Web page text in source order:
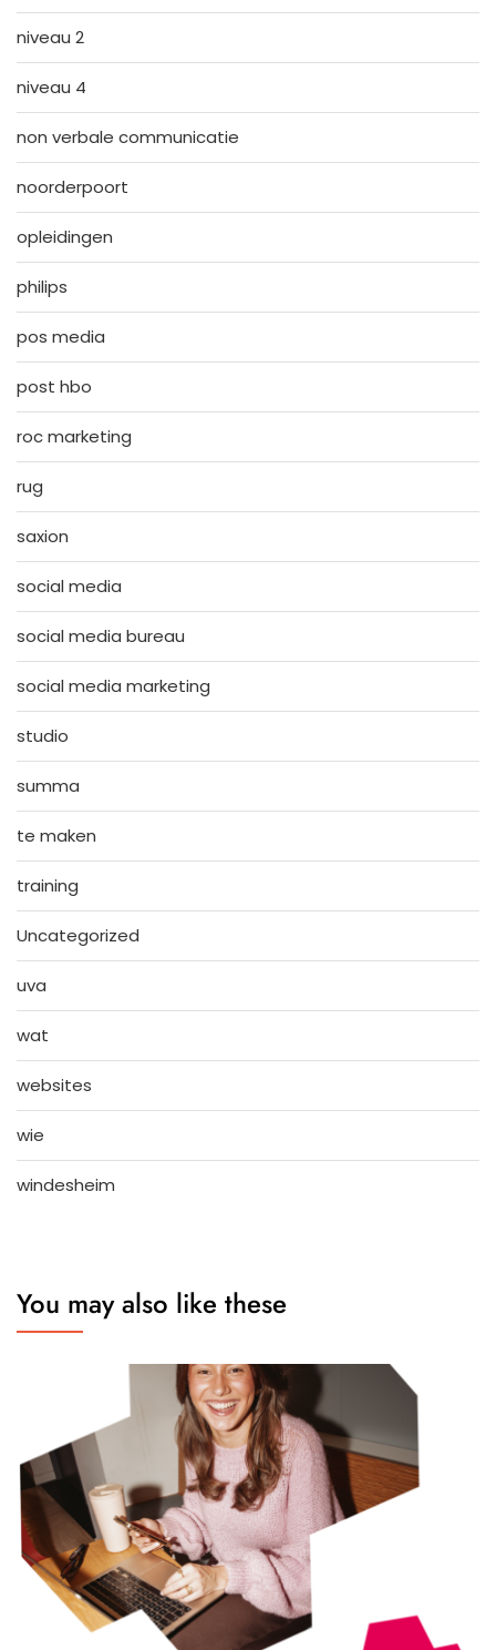
niveau 2
niveau 4
non verbale communicatie
noorderpoort
opleidingen
philips
pos media
post hbo
roc marketing
rug
saxion
social media
social media bureau
social media marketing
studio
summa
te maken
training
Uncategorized
uva
wat
websites
wie
windesheim
You may also like these